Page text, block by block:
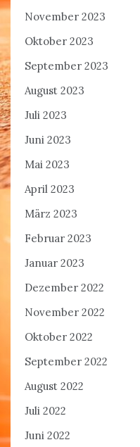
November 2023
Oktober 2023
September 2023
August 2023
Juli 2023
Juni 2023
Mai 2023
April 2023
März 2023
Februar 2023
Januar 2023
Dezember 2022
November 2022
Oktober 2022
September 2022
August 2022
Juli 2022
Juni 2022